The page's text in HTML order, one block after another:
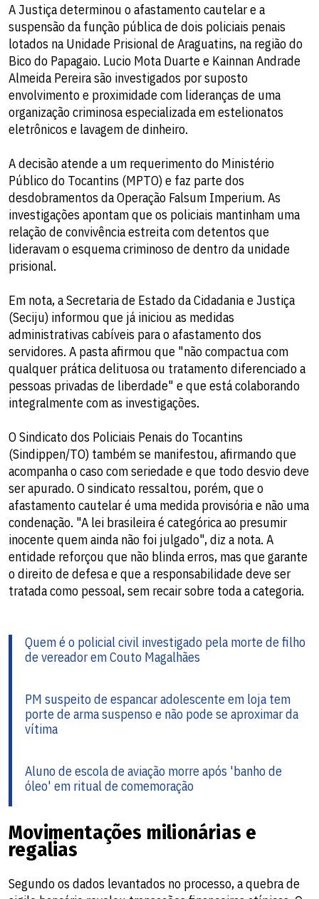
A Justiça determinou o afastamento cautelar e a
suspensão da função pública de dois policiais penais
lotados na Unidade Prisional de Araguatins, na região do
Bico do Papagaio. Lucio Mota Duarte e Kainnan Andrade
Almeida Pereira são investigados por suposto
envolvimento e proximidade com lideranças de uma
organização criminosa especializada em estelionatos
eletrônicos e lavagem de dinheiro.
A decisão atende a um requerimento do Ministério
Público do Tocantins (MPTO) e faz parte dos
desdobramentos da Operação Falsum Imperium. As
investigações apontam que os policiais mantinham uma
relação de convivência estreita com detentos que
lideravam o esquema criminoso de dentro da unidade
prisional.
Em nota, a Secretaria de Estado da Cidadania e Justiça
(Seciju) informou que já iniciou as medidas
administrativas cabíveis para o afastamento dos
servidores. A pasta afirmou que "não compactua com
qualquer prática delituosa ou tratamento diferenciado a
pessoas privadas de liberdade" e que está colaborando
integralmente com as investigações.
O Sindicato dos Policiais Penais do Tocantins
(Sindippen/TO) também se manifestou, afirmando que
acompanha o caso com seriedade e que todo desvio deve
ser apurado. O sindicato ressaltou, porém, que o
afastamento cautelar é uma medida provisória e não uma
condenação. "A lei brasileira é categórica ao presumir
inocente quem ainda não foi julgado", diz a nota. A
entidade reforçou que não blinda erros, mas que garante
o direito de defesa e que a responsabilidade deve ser
tratada como pessoal, sem recair sobre toda a categoria.
Quem é o policial civil investigado pela morte de filho
de vereador em Couto Magalhães
PM suspeito de espancar adolescente em loja tem
porte de arma suspenso e não pode se aproximar da
vítima
Aluno de escola de aviação morre após 'banho de
óleo' em ritual de comemoração
Movimentações milionárias e
regalias
Segundo os dados levantados no processo, a quebra de